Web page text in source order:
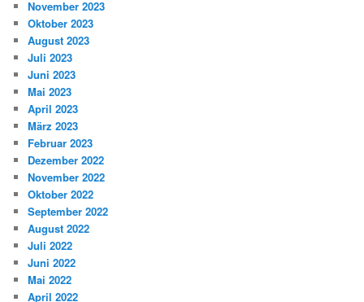
November 2023
Oktober 2023
August 2023
Juli 2023
Juni 2023
Mai 2023
April 2023
März 2023
Februar 2023
Dezember 2022
November 2022
Oktober 2022
September 2022
August 2022
Juli 2022
Juni 2022
Mai 2022
April 2022